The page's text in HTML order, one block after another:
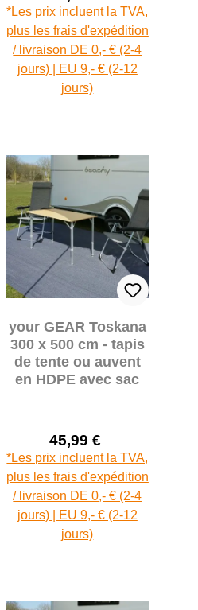
Prix de vente :
Prix régulier :
*Les prix incluent la TVA,
plus les frais d'expédition
/ livraison DE 0,- € (2-4
jours) | EU 9,- € (2-12
jours)
your GEAR Toskana
300 x 500 cm - tapis
de tente ou auvent
en HDPE avec sac
Prix de vente :
45,99 €
Prix régulier :
*Les prix incluent la TVA,
plus les frais d'expédition
/ livraison DE 0,- € (2-4
jours) | EU 9,- € (2-12
jours)